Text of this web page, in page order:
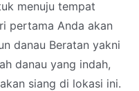
menuju tempat
pertama Anda akan
danau Beratan yakni
danau yang indah,
siang di lokasi ini.